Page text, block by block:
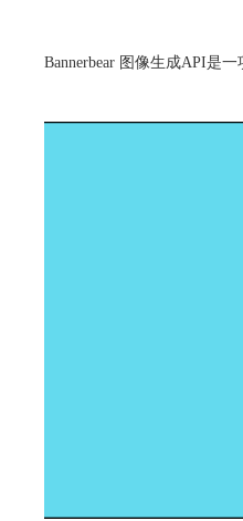
Bannerbear 图像生成API是